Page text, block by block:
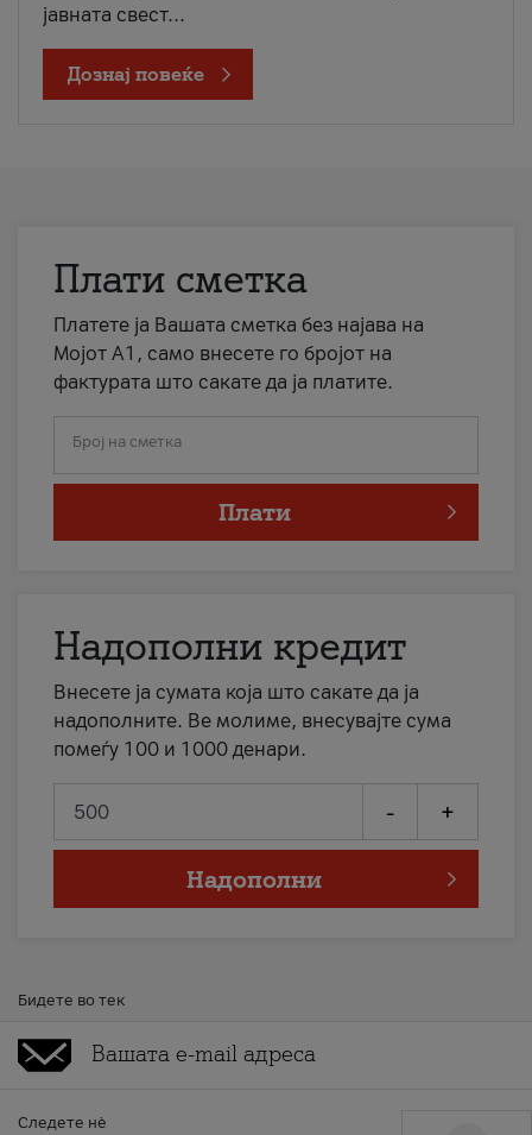
јавната свест...
Дознај повеќе
Плати сметка
Платете ја Вашата сметка без најава на
Мојот А1, само внесете го бројот на
фактурата што сакате да ја платите.
Број на сметка
Плати
Надополни кредит
Внесете ја сумата која што сакате да ја
надополните. Ве молиме, внесувајте сума
помеѓу 100 и 1000 денари.
- +
Надополни
Бидете во тек
Следете нè